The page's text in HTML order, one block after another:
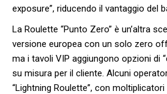
exposure”, riducendo il vantaggio del
La Roulette “Punto Zero” è un’altra
versione europea con un solo zero
ma i tavoli VIP aggiungono opzioni di
su misura per il cliente. Alcuni
“Lightning Roulette”, con